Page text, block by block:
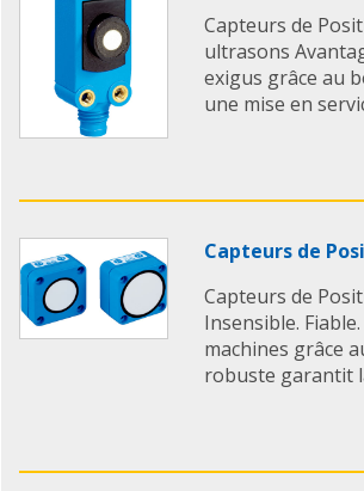
Capteurs de
ultrasons
exigus grâce au
une mise en
Capteurs de
Capteurs de
Insensible.
machines grâce
robuste garantit